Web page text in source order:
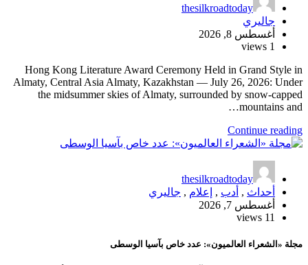
thesilkroadtoday
جاليري
أغسطس 8, 2026
1 views
Hong Kong Literature Award Ceremony Held in Grand Style in
Almaty, Central Asia Almaty, Kazakhstan — July 26, 2026: Under
the midsummer skies of Almaty, surrounded by snow-capped
mountains and…
Continue reading
thesilkroadtoday
أحداث , أدب , إعلام , جاليري
أغسطس 7, 2026
11 views
مجلة «الشعراء العالميون»: عدد خاص بآسيا الوسطى